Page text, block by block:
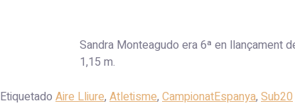
Sandra Monteagudo era 6ª en llançament
1,15 m.
Etiquetado Aire Lliure, Atletisme, CampionatEspanya, Sub20